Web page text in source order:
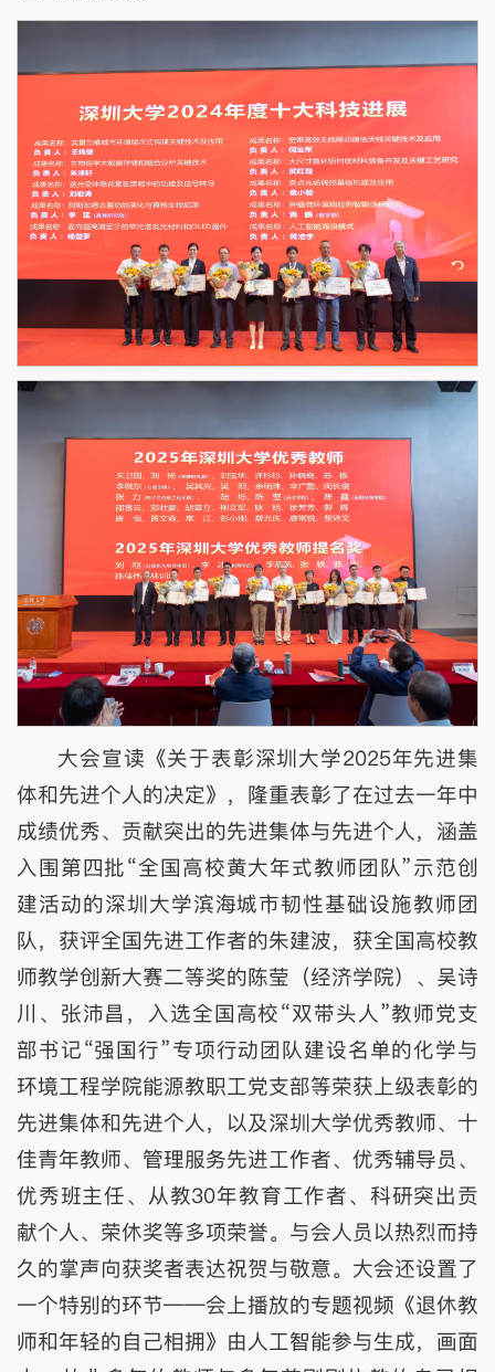
大会宣读《关于表彰深圳大学2025年先进集
体和先进个人的决定》，隆重表彰了在过去一年中
成绩优秀、贡献突出的先进集体与先进个人，涵盖
入围第四批“全国高校黄大年式教师团队”示范创
建活动的深圳大学滨海城市韧性基础设施教师团
队，获评全国先进工作者的朱建波，获全国高校教
师教学创新大赛二等奖的陈莹（经济学院）、吴诗
川、张沛昌，入选全国高校“双带头人”教师党支
部书记“强国行”专项行动团队建设名单的化学与
环境工程学院能源教职工党支部等荣获上级表彰的
先进集体和先进个人，以及深圳大学优秀教师、十
佳青年教师、管理服务先进工作者、优秀辅导员、
优秀班主任、从教30年教育工作者、科研突出贡
献个人、荣休奖等多项荣誉。与会人员以热烈而持
久的掌声向获奖者表达祝贺与敬意。大会还设置了
一个特别的环节——会上播放的专题视频《退休教
师和年轻的自己相拥》由人工智能参与生成，画面